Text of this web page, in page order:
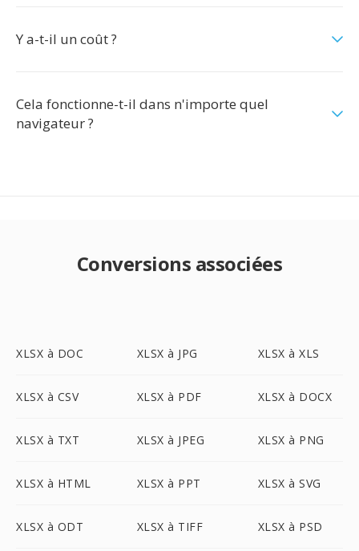
Y a-t-il un coût ?
Cela fonctionne-t-il dans n'importe quel
navigateur ?
Conversions associées
XLSX à DOC XLSX à JPG XLSX à XLS
XLSX à CSV XLSX à PDF XLSX à DOCX
XLSX à TXT XLSX à JPEG XLSX à PNG
XLSX à HTML XLSX à PPT XLSX à SVG
XLSX à ODT XLSX à TIFF XLSX à PSD